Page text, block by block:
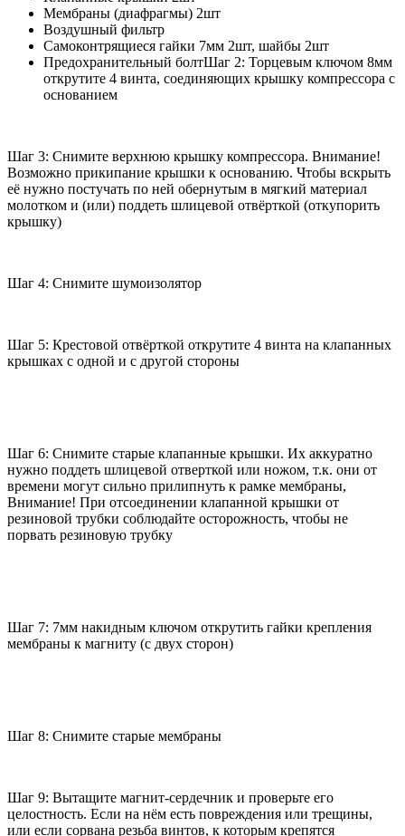
Мембраны (диафрагмы) 2шт
Воздушный фильтр
Самоконтрящиеся гайки 7мм 2шт, шайбы 2шт
Предохранительный болтШаг 2: Торцевым ключом 8мм
открутите 4 винта, соединяющих крышку компрессора с
основанием
Шаг 3: Снимите верхнюю крышку компрессора. Внимание!
Возможно прикипание крышки к основанию. Чтобы вскрыть
её нужно постучать по ней обернутым в мягкий материал
молотком и (или) поддеть шлицевой отвёрткой (откупорить
крышку)
Шаг 4: Снимите шумоизолятор
Шаг 5: Крестовой отвёрткой открутите 4 винта на клапанных
крышках с одной и с другой стороны
Шаг 6: Снимите старые клапанные крышки. Их аккуратно
нужно поддеть шлицевой отверткой или ножом, т.к. они от
времени могут сильно прилипнуть к рамке мембраны,
Внимание! При отсоединении клапанной крышки от
резиновой трубки соблюдайте осторожность, чтобы не
порвать резиновую трубку
Шаг 7: 7мм накидным ключом открутить гайки крепления
мембраны к магниту (с двух сторон)
Шаг 8: Снимите старые мембраны
Шаг 9: Вытащите магнит-сердечник и проверьте его
целостность. Если на нём есть повреждения или трещины,
или если сорвана резьба винтов, к которым крепятся